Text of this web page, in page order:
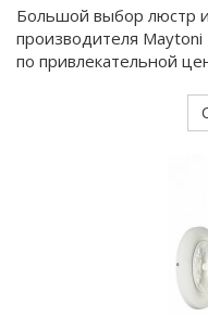
Большой выбор люстр
производителя
по привлекательной